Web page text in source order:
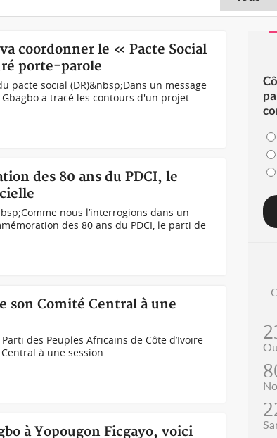
coordonner le « Pacte Social
porte-parole
pacte social (DR)&nbsp;Dans un message
a tracé les contours d'un projet
des 80 ans du PDCI, le
nous l’interrogions dans un
des 80 ans du PDCI, le parti de
son Comité Central à une
des Peuples Africains de Côte d’Ivoire
à une session
à Yopougon Ficgayo, voici